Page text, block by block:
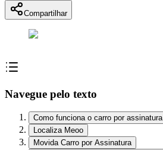
Compartilhar
Navegue pelo texto
Como funciona o carro por assinatura
Localiza Meoo
Movida Carro por Assinatura